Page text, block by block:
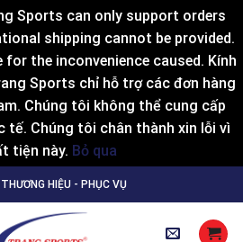
Sports can only support orders
shipping cannot be provided.
the inconvenience caused. Kính
Sports chỉ hỗ trợ các đơn hàng
Chúng tôi không thể cung cấp
tế. Chúng tôi chân thành xin lỗi vì
tiện này. Bỏ qua
HIỆU - PHỤC VỤ